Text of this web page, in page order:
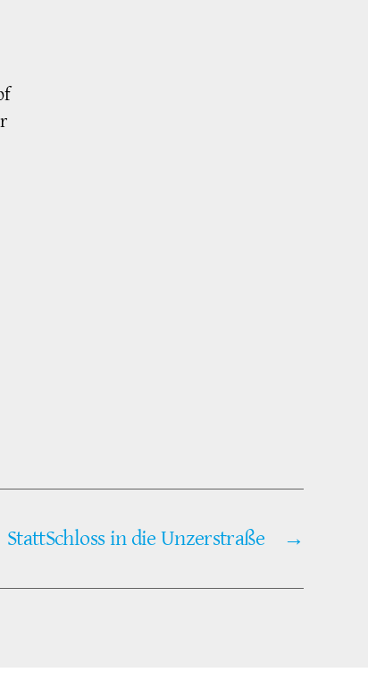
→
StattSchloss in die Unzerstraße